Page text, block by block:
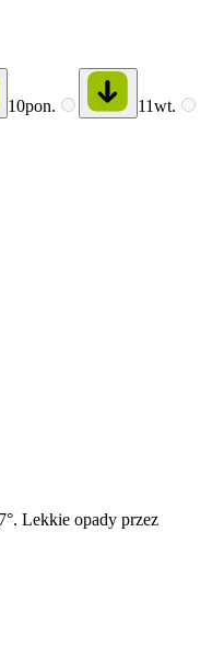
10pon. 11wt.
Lekkie opady przez